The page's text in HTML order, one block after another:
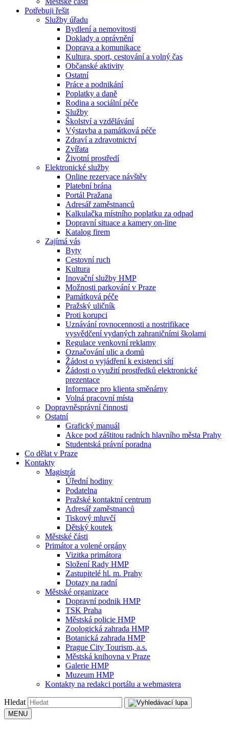
Potřebuji řešit
Služby úřadu
Bydlení a nemovitosti
Doklady a oprávnění
Doprava a komunikace
Kultura, sport, cestování a volný čas
Občanské aktivity
Ostatní
Práce a podnikání
Poplatky a daně
Rodina a sociální péče
Služby
Školství a vzdělávání
Výstavba a památková péče
Zdraví a zdravotnictví
Zvířata
Životní prostředí
Elektronické služby
Online rezervace návštěv
Platební brána
Portál Pražana
Adresář zaměstnanců
Kalkulačka místního poplatku za odpad
Dopravní situace a kamery on-line
Katalog firem
Zajímá vás
Byty
Cestovní ruch
Kultura
Inovační služby HMP
Možnosti parkování v Praze
Památková péče
Pražský uličník
Proti korupci
Uznávání rovnocennosti a nostrifikace
vysvědčení vydaných zahraničními školami
Regulace venkovní reklamy
Označování ulic a domů
Žádost o vyjádření k existenci sítí
Žádosti o využití prostředků elektronické
prezentace
Informace pro klienta směnárny
Volná pracovní místa
Dopravněsprávní činnosti
Ostatní
Grafický manuál
Akce pod záštitou radních hlavního města Prahy
Studentská právní poradna
Co dělat v Praze
Kontakty
Magistrát
Úřední hodiny
Podatelna
Pražské kontaktní centrum
Adresář zaměstnanců
Tiskový mluvčí
Dětský koutek
Městské části
Primátor a volené orgány
Vizitka primátora
Složení Rady HMP
Zastupitelé hl. m. Prahy
Dotazy na radní
Městské organizace
Dopravní podnik HMP
TSK Praha
Městská policie HMP
Zoologická zahrada HMP
Botanická zahrada HMP
Prague City Tourism, a.s.
Městská knihovna v Praze
Galerie HMP
Muzeum HMP
Kontakty na redakci portálu a webmastera
Hledat
MENU